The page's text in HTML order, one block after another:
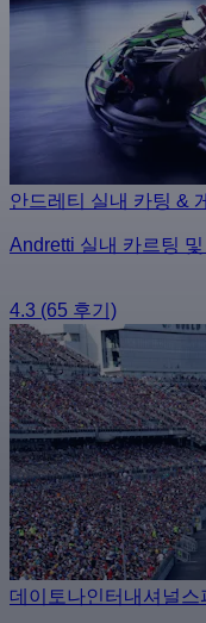
안드레티 실내 카팅 &
Andretti 실내 카르팅
4.3 (65 후기)
데이토나인터내셔널스